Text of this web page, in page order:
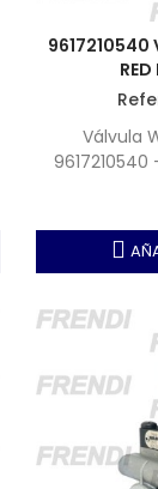
9617210540
Válvula